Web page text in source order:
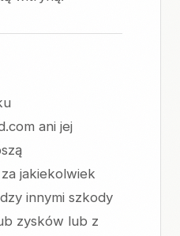
ani jej
jakiekolwiek
innymi szkody
zysków lub z